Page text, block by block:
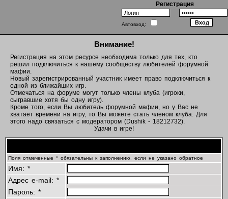
Регистрация
Автовход:
Внимание!
Регистрация на этом ресурсе необходима только для тех, кто
решил подключиться к нашему сообществу любителей форумной
мафии.
Новый зарегистрированный участник имеет право подключиться к
одной из ближайших игр.
Отмечаться на форуме могут только члены клуба (игроки,
сыгравшие хотя бы одну игру).
Кроме того, если Вы любитель форумной мафии, но у Вас не
хватает времени на игру, то Вы можете стать членом клуба. Для
этого надо связаться с модератором (Dushik - 18212732).
Удачи в игре!
Поля отмеченные * обязательны к заполнению, если не указано обратное
Имя: *
Адрес e-mail: *
Пароль: *